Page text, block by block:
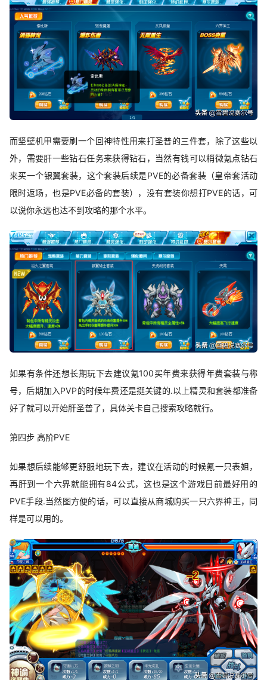
而坚壁机甲需要刷一个回神特性用来打圣普的三件套，除了这些以
外，需要肝一些钻石任务来获得钻石，当然有钱可以稍微氪点钻石
来买一个银翼套装，这个套装后续是PVE的必备套装（皇帝套活动
限时返场，也是PVE必备的套装），没有套装你想打PVE的话，可
以说你永远也达不到攻略的那个水平。
如果有条件还想长期玩下去建议氪100买年费来获得年费套装与称
号，后期加入PVP的时候年费还是挺关键的.以上精灵和套装都准备
好了就可以开始肝圣普了，具体关卡自己搜索攻略就行。
第四步 高阶PVE
如果想后续能够更舒服地玩下去，建议在活动的时候氪一只表姐，
再肝到一个六界就能拥有84公式，这也是这个游戏目前最好用的
PVE手段.当然图方便的话，可以直接从商城购买一只六界神王，同
样是可以用的。